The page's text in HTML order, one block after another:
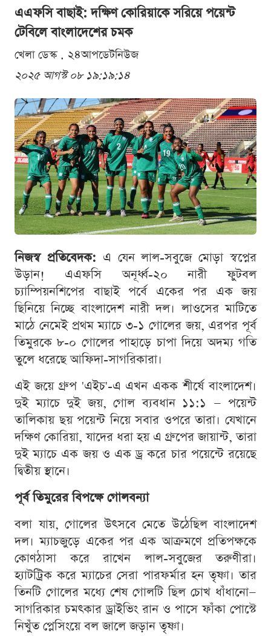
এএফসি বাছাই: দক্ষিণ কোরিয়াকে সরিয়ে পয়েন্ট
টেবিলে বাংলাদেশের চমক
খেলা ডেস্ক . ২৪আপডেটনিউজ
২০২৫ আগস্ট ০৮ ১৯:১৯:১৪
নিজস্ব প্রতিবেদক: এ যেন লাল-সবুজে মোড়া স্বপ্নের
উড়ান! এএফসি অনূর্ধ্ব-২০ নারী ফুটবল
চ্যাম্পিয়নশিপের বাছাই পর্বে একের পর এক জয়
ছিনিয়ে নিচ্ছে বাংলাদেশ নারী দল। লাওসের মাটিতে
মাঠে নেমেই প্রথম ম্যাচে ৩-১ গোলের জয়, এরপর পূর্ব
তিমুরকে ৮-০ গোলের পাহাড়ে চাপা দিয়ে অদম্য গতি
তুলে ধরেছে আফিদা-সাগরিকারা।
এই জয়ে গ্রুপ 'এইচ'-এ এখন একক শীর্ষে বাংলাদেশ।
দুই ম্যাচে দুই জয়, গোল ব্যবধান ১১:১ — পয়েন্ট
তালিকায় ছয় পয়েন্ট নিয়ে সবার ওপরে তারা। যেখানে
দক্ষিণ কোরিয়া, যাদের ধরা হয় এ গ্রুপের জায়ান্ট, তারা
দুই ম্যাচে এক জয় ও এক ড্র করে চার পয়েন্টে রয়েছে
দ্বিতীয় স্থানে।
পূর্ব তিমুরের বিপক্ষে গোলবন্যা
বলা যায়, গোলের উৎসবে মেতে উঠেছিল বাংলাদেশ
দল। ম্যাচজুড়ে একের পর এক আক্রমণে প্রতিপক্ষকে
কোণঠাসা করে রাখেন লাল-সবুজের তরুণীরা।
হ্যাটট্রিক করে ম্যাচের সেরা পারফর্মার হন তৃষ্ণা। তার
তিনটি গোলের মধ্যে শেষ গোলটি ছিল চোখ ধাঁধানো—
সাগরিকার চমৎকার ড্রাইভিং রান ও পাসে ফাঁকা পোস্টে
নিখুঁত প্লেসিংয়ে বল জালে জড়ান তৃষ্ণা।